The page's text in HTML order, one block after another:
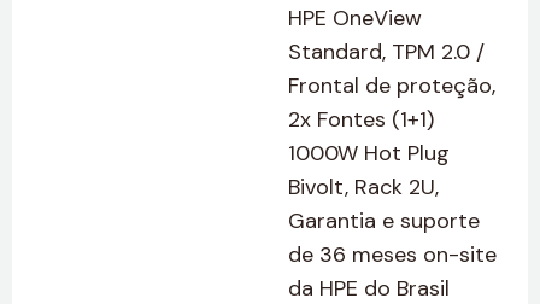
HPE OneView
Standard, TPM 2.0 /
Frontal de proteção,
2x Fontes (1+1)
1000W Hot Plug
Bivolt, Rack 2U,
Garantia e suporte
de 36 meses on-site
da HPE do Brasil